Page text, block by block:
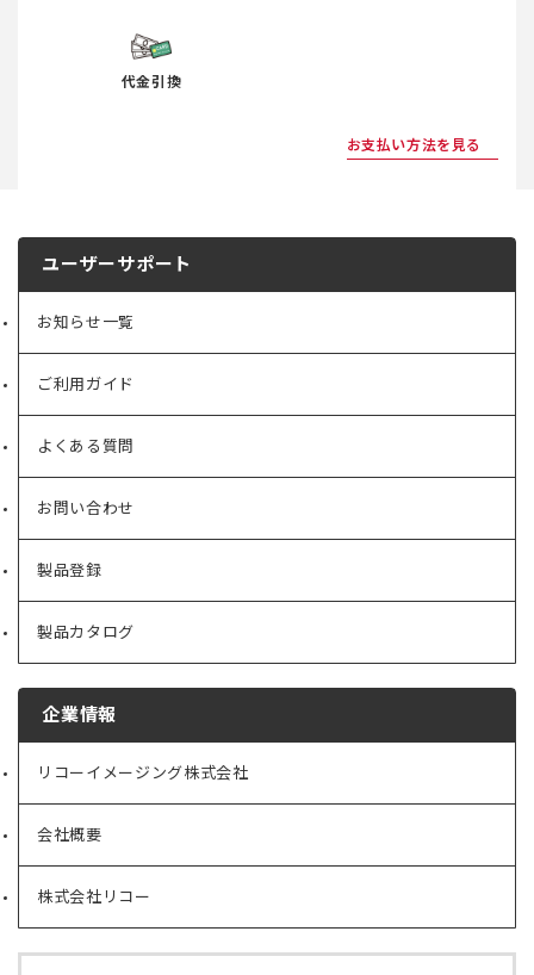
代金引換
お支払い方法を見る
ユーザーサポート
お知らせ一覧
ご利用ガイド
よくある質問
お問い合わせ
製品登録
製品カタログ
企業情報
リコーイメージング株式会社
（新
タ
ブ
で
開
く）
会社概要
（新
タ
ブ
で
株式会社リコー
（新